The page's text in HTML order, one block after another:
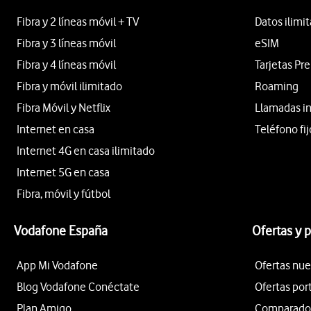
Fibra y 2 líneas móvil + TV
Fibra y 3 líneas móvil
Fibra y 4 líneas móvil
Fibra y móvil ilimitado
Fibra Móvil y Netflix
Internet en casa
Internet 4G en casa ilimitado
Internet 5G en casa
Fibra, móvil y fútbol
Datos
eSIM
Tarjetas
Roaming
Llamadas
Teléfono
Vodafone España
App Mi Vodafone
Blog Vodafone Conéctate
Plan Amigo
Ofertas y
Ofertas
Ofertas